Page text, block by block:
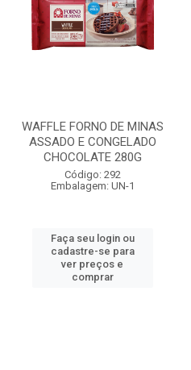
WAFFLE FORNO DE MINAS
ASSADO E CONGELADO
CHOCOLATE 280G
Código: 292
Embalagem: UN-1
Faça seu login ou
cadastre-se para
ver preços e
comprar